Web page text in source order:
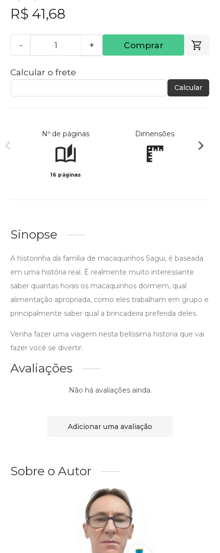
R$ 41,68
- + Comprar
Calcular o frete
Calcular
Nº de páginas
16 páginas
Dimensões
Sinopse
A historinha da família de macaquinhos Sagui, é baseada
em uma história real. É realmente muito interessante
saber quantas horas os macaquinhos dormem, qual
alimentação apropriada, como eles trabalham em grupo e
principalmente saber qual a brincadeira preferida deles.
Venha fazer uma viagem nesta belíssima historia que vai
fazer você se divertir.
Avaliações
Não há avaliações ainda.
Adicionar uma avaliação
Sobre o Autor